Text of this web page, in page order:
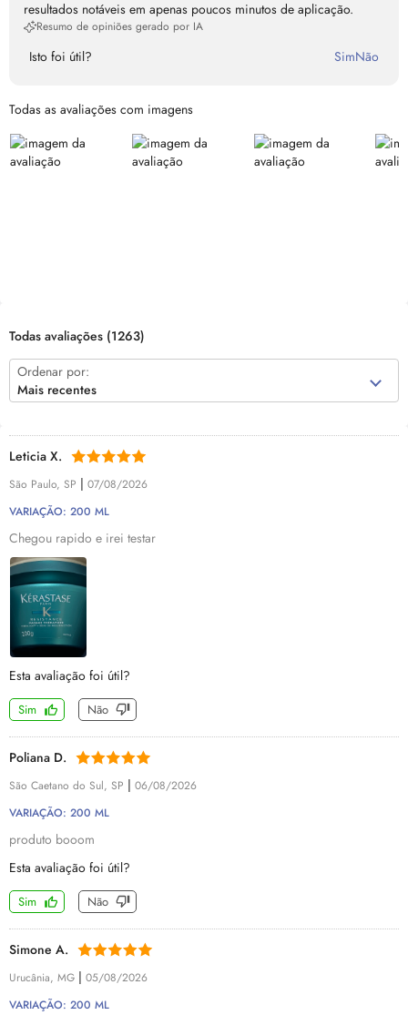
resultados notáveis em apenas poucos minutos de aplicação.
Resumo de opiniões gerado por IA
Isto foi útil? SimNão
Todas as avaliações com imagens
Todas avaliações (1263)
Ordenar por:
Mais recentes
Leticia X.
São Paulo, SP | 07/08/2026
VARIAÇÃO: 200 ML
Chegou rapido e irei testar
Esta avaliação foi útil?
Sim Não
Poliana D.
São Caetano do Sul, SP | 06/08/2026
VARIAÇÃO: 200 ML
produto booom
Esta avaliação foi útil?
Sim Não
Simone A.
Urucânia, MG | 05/08/2026
VARIAÇÃO: 200 ML